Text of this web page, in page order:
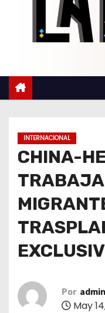
INTERNACIONAL
CHINA-
Por admin
May